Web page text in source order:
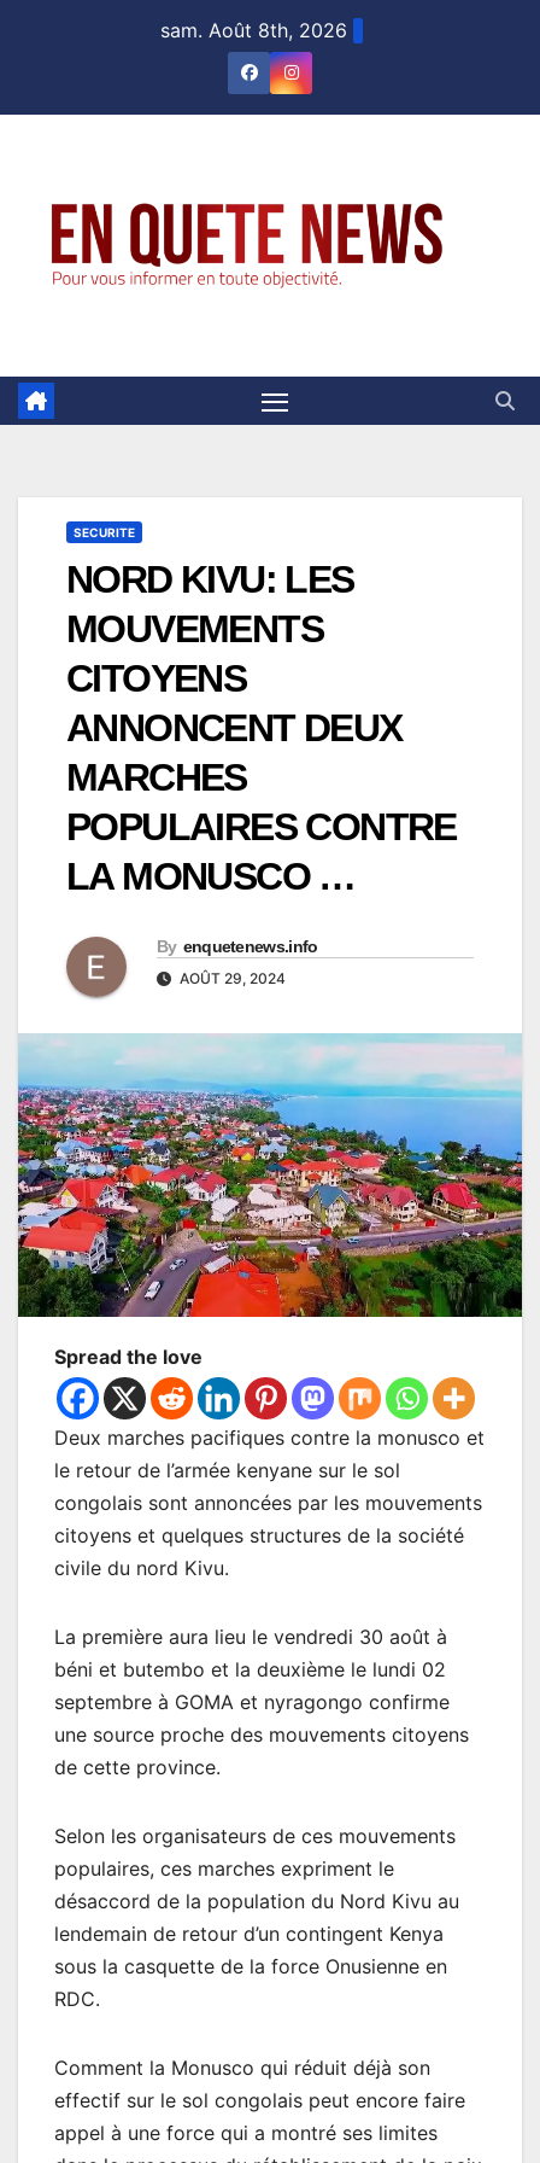
sam. Août 8th, 2026
SECURITE
NORD KIVU: LES
MOUVEMENTS
CITOYENS
ANNONCENT DEUX
MARCHES
POPULAIRES CONTRE
LA MONUSCO …
By enquetenews.info
AOÛT 29, 2024
Spread the love
Deux marches pacifiques contre la monusco et
le retour de l’armée kenyane sur le sol
congolais sont annoncées par les mouvements
citoyens et quelques structures de la société
civile du nord Kivu.
La première aura lieu le vendredi 30 août à
béni et butembo et la deuxième le lundi 02
septembre à GOMA et nyragongo confirme
une source proche des mouvements citoyens
de cette province.
Selon les organisateurs de ces mouvements
populaires, ces marches expriment le
désaccord de la population du Nord Kivu au
lendemain de retour d’un contingent Kenya
sous la casquette de la force Onusienne en
RDC.
Comment la Monusco qui réduit déjà son
effectif sur le sol congolais peut encore faire
appel à une force qui a montré ses limites